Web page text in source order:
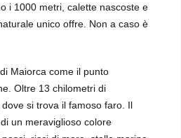
i 1000 metri, calette nascoste e
unico offre. Non a caso è
Maiorca come il punto
Oltre 13 chilometri di
si trova il famoso faro. Il
un meraviglioso colore